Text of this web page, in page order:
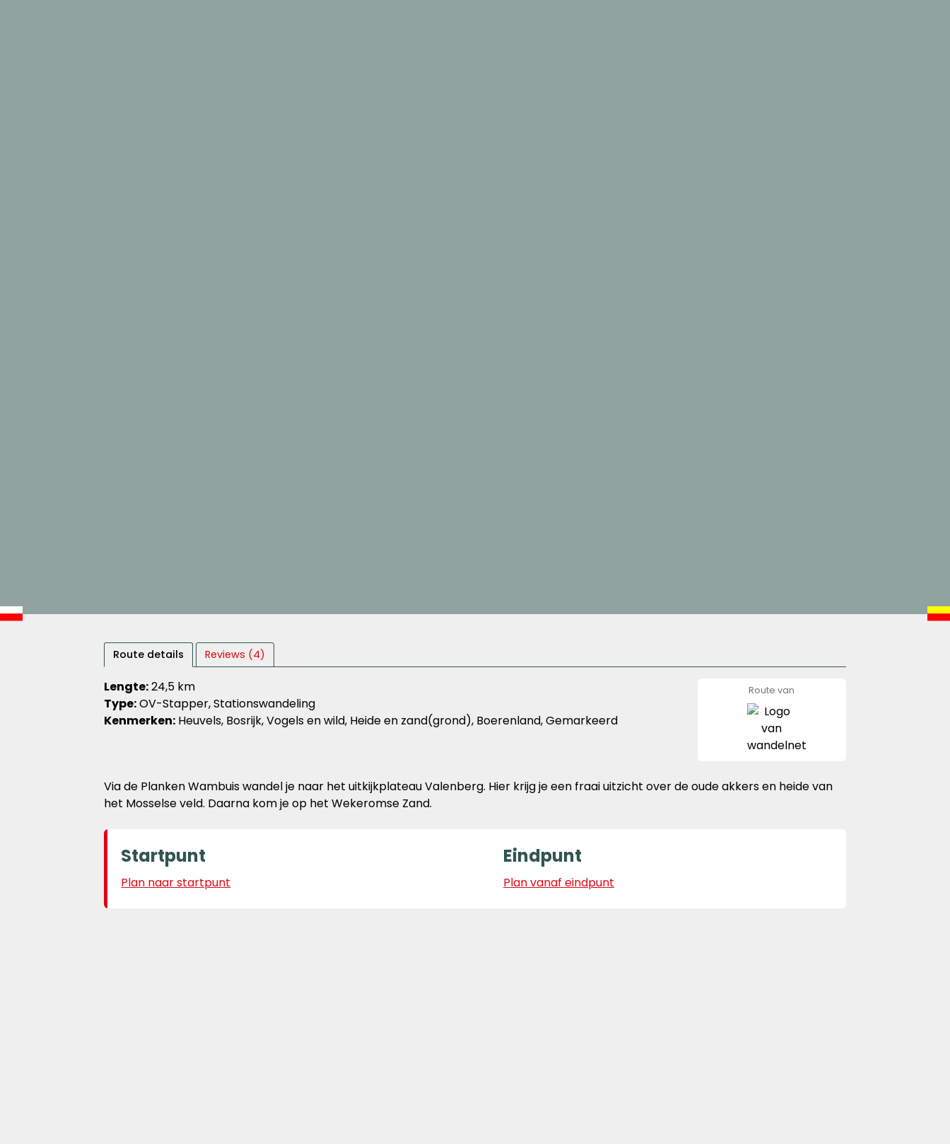
Route details Reviews (4)
Lengte:24,5 km
Type:OV-Stapper, Stationswandeling
Kenmerken: Heuvels, Bosrijk, Vogels en wild, Heide en zand(grond), Boerenland, Gemarkeerd
Route van
Via de Planken Wambuis wandel je naar het uitkijkplateau Valenberg. Hier krijg je een fraai uitzicht over de oude akkers en heide van
het Mosselse veld. Daarna kom je op het Wekeromse Zand.
Startpunt
Plan naar startpunt
Eindpunt
Plan vanaf eindpunt